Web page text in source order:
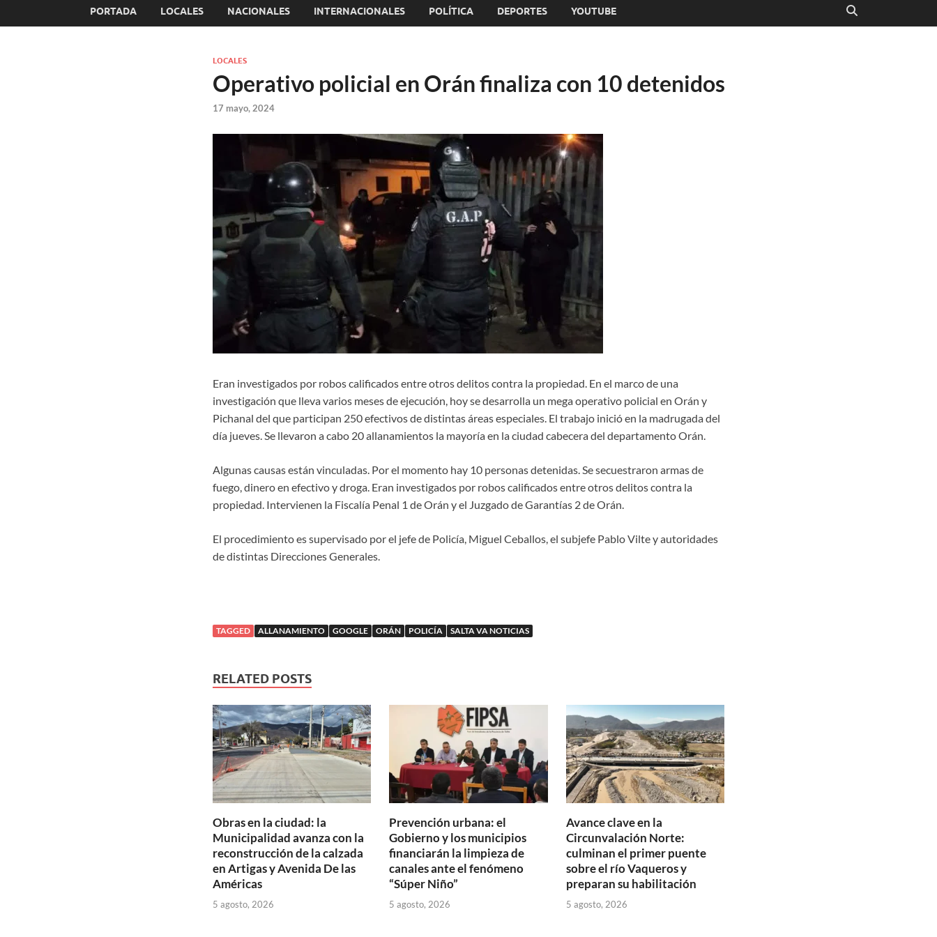
PORTADA LOCALES NACIONALES INTERNACIONALES POLÍTICA DEPORTES YOUTUBE
LOCALES
Operativo policial en Orán finaliza con 10 detenidos
17 mayo, 2024
Eran investigados por robos calificados entre otros delitos contra la propiedad. En el marco de una
investigación que lleva varios meses de ejecución, hoy se desarrolla un mega operativo policial en Orán y
Pichanal del que participan 250 efectivos de distintas áreas especiales. El trabajo inició en la madrugada del
día jueves. Se llevaron a cabo 20 allanamientos la mayoría en la ciudad cabecera del departamento Orán.
Algunas causas están vinculadas. Por el momento hay 10 personas detenidas. Se secuestraron armas de
fuego, dinero en efectivo y droga. Eran investigados por robos calificados entre otros delitos contra la
propiedad. Intervienen la Fiscalía Penal 1 de Orán y el Juzgado de Garantías 2 de Orán.
El procedimiento es supervisado por el jefe de Policía, Miguel Ceballos, el subjefe Pablo Vilte y autoridades
de distintas Direcciones Generales.
TAGGED ALLANAMIENTO GOOGLE ORÁN POLICÍA SALTA VA NOTICIAS
RELATED POSTS
Obras en la ciudad: la
Municipalidad avanza con la
reconstrucción de la calzada
en Artigas y Avenida De las
Américas
5 agosto, 2026
Prevención urbana: el
Gobierno y los municipios
financiarán la limpieza de
canales ante el fenómeno
“Súper Niño”
5 agosto, 2026
Avance clave en la
Circunvalación Norte:
culminan el primer puente
sobre el río Vaqueros y
preparan su habilitación
5 agosto, 2026